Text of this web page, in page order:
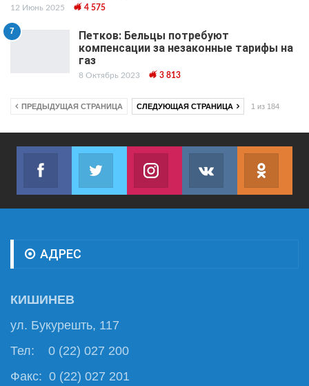
12 Июнь 2025 4 575
7
Петков: Бельцы потребуют
компенсации за незаконные тарифы на
газ
8 Октябрь 2023 3 813
ПРЕДЫДУЩАЯ СТРАНИЦА СЛЕДУЮЩАЯ СТРАНИЦА 1 из 184
Facebook
Join us on Facebook
Twitter
Join us on TwitterJoin us on InstagramJoin us on VK
АДРЕС
КИШИНЕВ
ул. Букурешть, 117
Тел: 0 (22) 027 200
Факс: 0 (22) 027 201